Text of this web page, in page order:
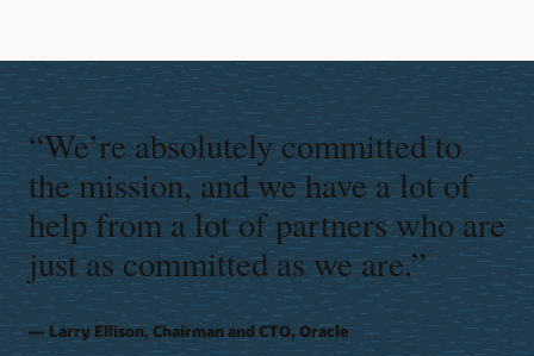
“We’re absolutely committed to
the mission, and we have a lot of
help from a lot of partners who are
just as committed as we are.”
Larry Ellison, Chairman and CTO, Oracle